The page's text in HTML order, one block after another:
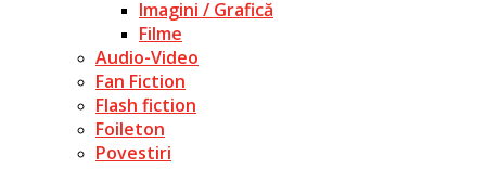
Imagini / Grafică
Filme
Audio-Video
Fan Fiction
Flash fiction
Foileton
Povestiri